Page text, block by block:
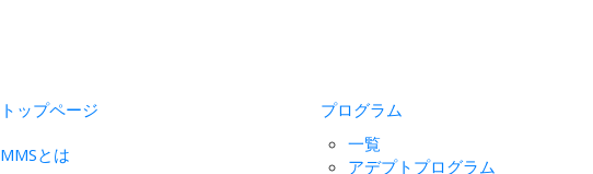
トップページ
MMSとは
プログラム
一覧
アデプトプログラム